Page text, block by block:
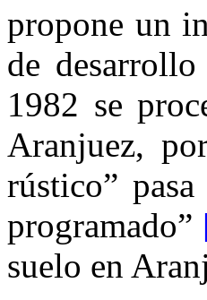
propone un
de
1982 se
Aranjuez,
rústico”
programado”
suelo en